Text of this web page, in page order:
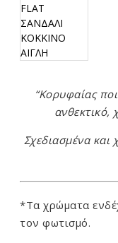
“Κορυφαίας
ανθεκτικό,
Σχεδιασμένα και
*Τα χρώματα
τον φωτισμό.